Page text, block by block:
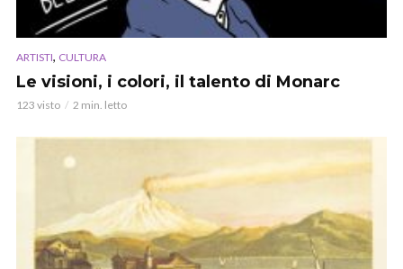
ARTISTI, CULTURA
Le visioni, i colori, il talento di Monarc
123 visto 2 min. letto